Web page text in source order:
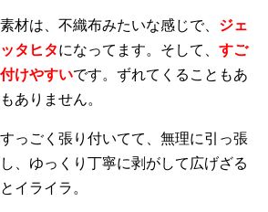
材は、不織布みたいな感じで、 ジェ
タヒタになってます。そして、 すご
けやすいです。ずれてくることもあ
ありません。
っごく張り付いてて、無理に引っ張
、ゆっくり丁寧に剥がして広げざる
イライラ。